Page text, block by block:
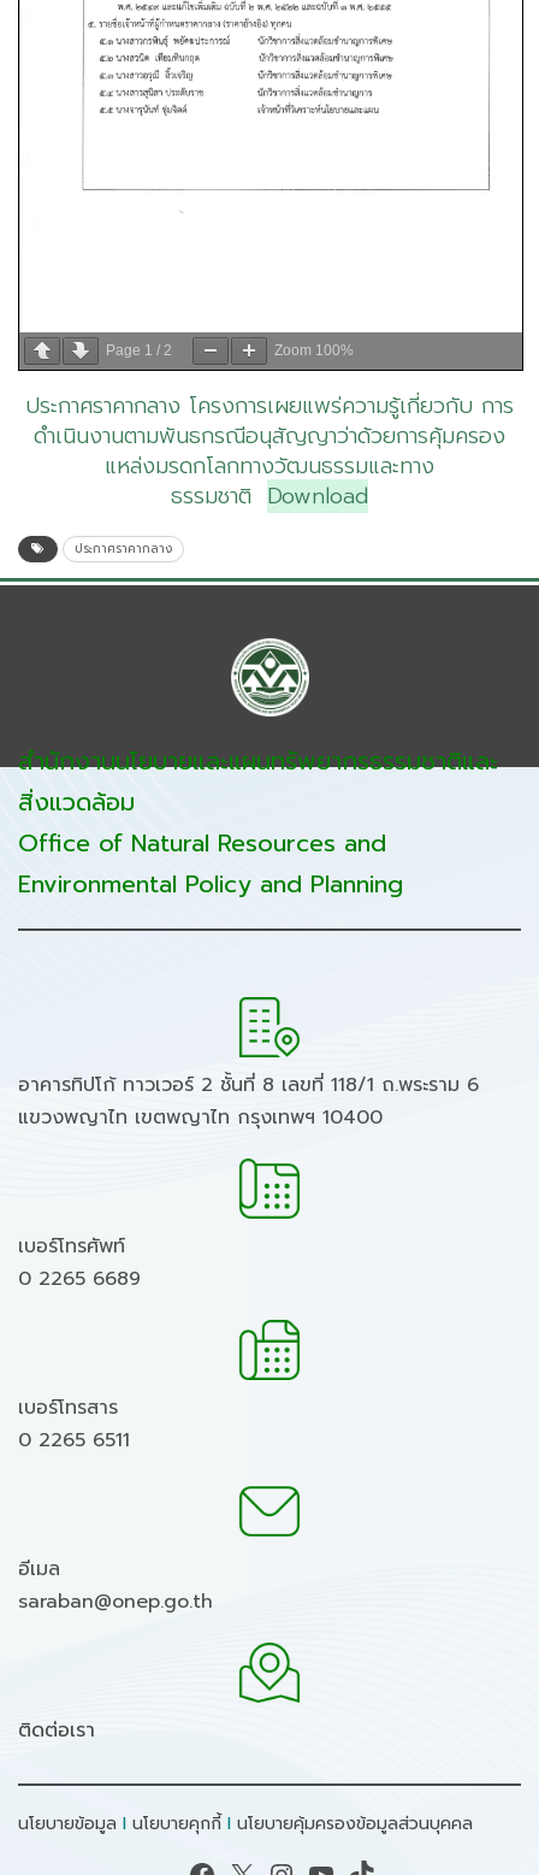
Page 1 / 2 Zoom 100%
ประกาศราคากลาง โครงการเผยแพร่ความรู้เกี่ยวกับ การ
ดำเนินงานตามพันธกรณีอนุสัญญาว่าด้วยการคุ้มครอง
แหล่งมรดกโลกทางวัฒนธรรมและทาง
ธรรมชาติ Download
ประกาศราคากลาง
สำนักงานนโยบายและแผนทรัพยากรธรรมชาติและ
สิ่งแวดล้อม
Office of Natural Resources and
Environmental Policy and Planning
อาคารทิปโก้ ทาวเวอร์ 2 ชั้นที่ 8 เลขที่ 118/1 ถ.พระราม 6
แขวงพญาไท เขตพญาไท กรุงเทพฯ 10400
เบอร์โทรศัพท์
0 2265 6689
เบอร์โทรสาร
0 2265 6511
อีเมล
saraban@onep.go.th
ติดต่อเรา
นโยบายข้อมูล I นโยบายคุกกี้ I นโยบายคุ้มครองข้อมูลส่วนบุคคล